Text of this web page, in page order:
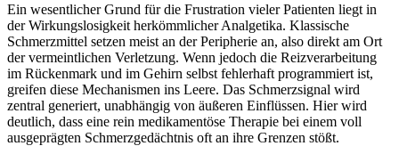
Ein wesentlicher Grund für die Frustration vieler Patienten liegt in
der Wirkungslosigkeit herkömmlicher Analgetika. Klassische
Schmerzmittel setzen meist an der Peripherie an, also direkt am Ort
der vermeintlichen Verletzung. Wenn jedoch die Reizverarbeitung
im Rückenmark und im Gehirn selbst fehlerhaft programmiert ist,
greifen diese Mechanismen ins Leere. Das Schmerzsignal wird
zentral generiert, unabhängig von äußeren Einflüssen. Hier wird
deutlich, dass eine rein medikamentöse Therapie bei einem voll
ausgeprägten Schmerzgedächtnis oft an ihre Grenzen stößt.